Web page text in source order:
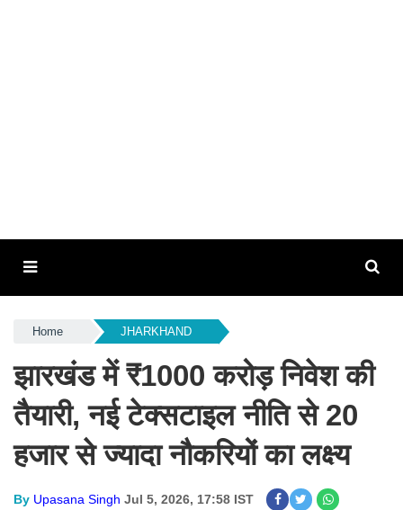
Home JHARKHAND
झारखंड में ₹1000 करोड़ निवेश की
तैयारी, नई टेक्सटाइल नीति से 20
हजार से ज्यादा नौकरियों का लक्ष्य
By Upasana Singh Jul 5, 2026, 17:58 IST